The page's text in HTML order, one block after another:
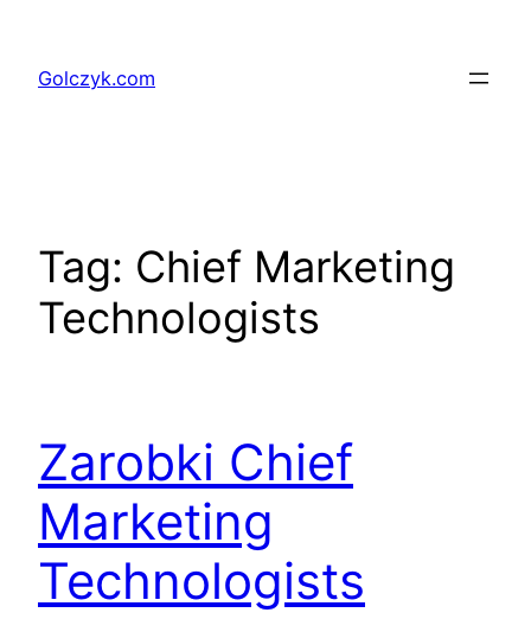
treściGolczyk.com
Tag: Chief Marketing
Technologists
Zarobki Chief
Marketing
Technologists